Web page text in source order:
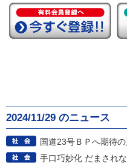
2024/11/29 のニュース
国道23号ＢＰへ期待
手口巧妙化 だまされ